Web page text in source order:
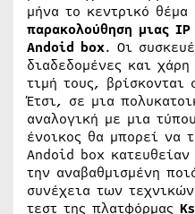
μήνα το κεντρικό
παρακολούθηση μιας IP
Andoid box. Οι
διαδεδομένες και
τιμή τους, βρίσκονται
Έτσι, σε μια
αναλογική με μια
ένοικος θα μπορεί να
Andoid box
την αναβαθμισμένη
συνέχεια των
τεστ της πλατφόρμας